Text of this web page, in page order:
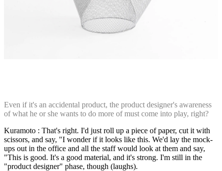
Even if it's an accidental product, the product designer's awareness
of what he or she wants to do more of must come into play, right?
Kuramoto : That's right. I'd just roll up a piece of paper, cut it with
scissors, and say, "I wonder if it looks like this. We'd lay the mock-
ups out in the office and all the staff would look at them and say,
"This is good. It's a good material, and it's strong. I'm still in the
"product designer" phase, though (laughs).